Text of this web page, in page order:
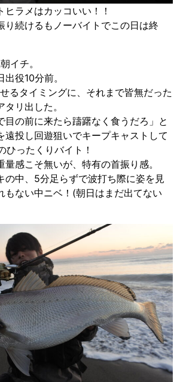
ラメはカッコいい！！
り続けるもノーバイトでこの日は終
イチ。
役10分前。
るタイミングに、それまで皆無だった
リ出した。
目の前に来たら躊躇なく食うだろ」と
遠投し回遊狙いでキープキャストして
ひったくりバイト！
感こそ無いが、特有の首振り感。
の中、5分足らずで波打ち際に姿を見
もない中ニベ！(朝日はまだ出てない